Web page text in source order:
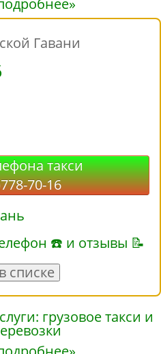
Гавани
такси
70-16
☎ и отзывы 📝
списке